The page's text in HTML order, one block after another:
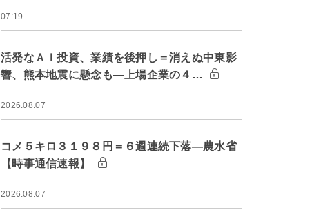
07:19
活発なＡＩ投資、業績を後押し＝消えぬ中東影
響、熊本地震に懸念も―上場企業の４…
2026.08.07
コメ５キロ３１９８円＝６週連続下落―農水省
【時事通信速報】
2026.08.07